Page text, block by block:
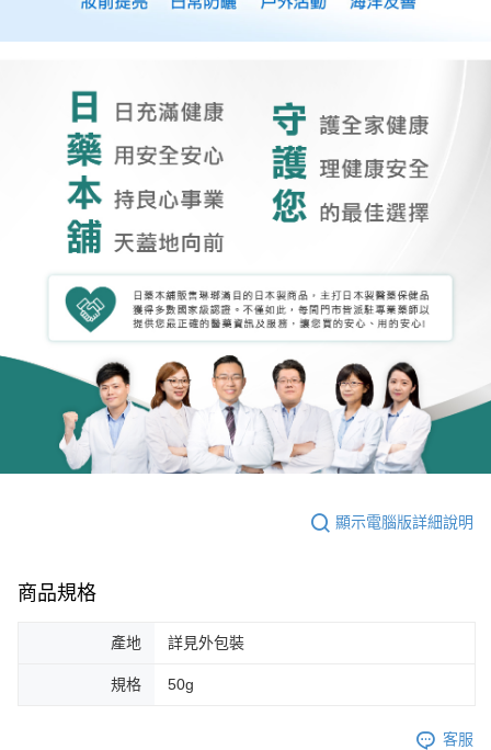
顯示電腦版詳細說明
商品規格
產地 詳見外包裝
規格 50g
客服